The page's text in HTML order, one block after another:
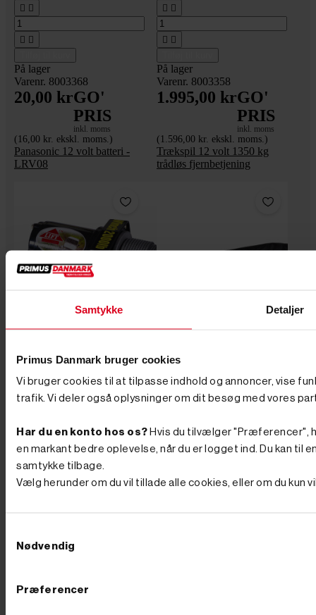
Samtykke Detaljer
Primus Danmark bruger cookies
Vi bruger cookies til at tilpasse indhold og annoncer, vise
trafik. Vi deler også oplysninger om dit besøg med vores
Har du en konto hos os? Hvis du tilvælger "Præferencer",
en markant bedre oplevelse, når du er logget ind. Du kan
samtykke tilbage.
Vælg herunder om du vil tillade alle cookies, eller om du kun
Nødvendig
Præferencer
 
 
På lager
Varenr. 8003368
20,00 krGO'
PRIS
inkl. moms
(16,00 kr. ekskl. moms.)
Panasonic 12 volt batteri -
LRV08
 
 
På lager
Varenr. 8003358
1.995,00 krGO'
PRIS
inkl. moms
(1.596,00 kr. ekskl. moms.)
Trækspil 12 volt 1350 kg
trådløs fjernbetjening
 
 
Tilføj til kurv
På lager
trådløs fjernbetjening